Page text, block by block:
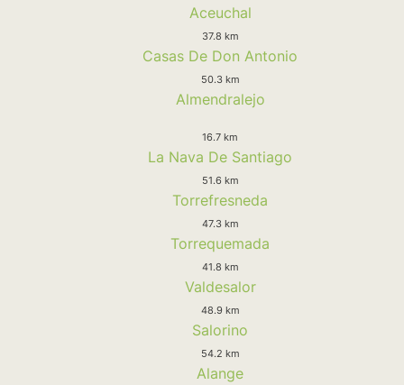
Aceuchal
37.8 km
Casas De Don Antonio
50.3 km
Almendralejo
16.7 km
La Nava De Santiago
51.6 km
Torrefresneda
47.3 km
Torrequemada
41.8 km
Valdesalor
48.9 km
Salorino
54.2 km
Alange